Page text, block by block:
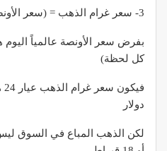
3- سعر غرام الذهب = (سعر الأونصة ÷ 31.1035)
كل لحظة)
دولار